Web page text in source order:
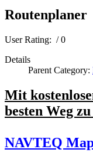
Routenplaner
User Rating: / 0
Details
Parent Category:
Mit
besten Weg
NAVTEQ